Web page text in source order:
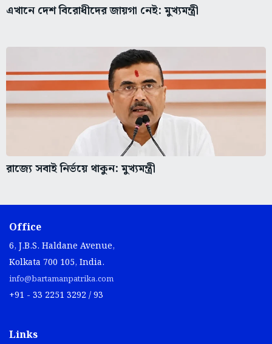
এখানে দেশ বিরোধীদের জায়গা নেই: মুখ্যমন্ত্রী
রাজ্যে সবাই নির্ভয়ে থাকুন: মুখ্যমন্ত্রী
Office
6, J.B.S. Haldane Avenue,
Kolkata 700 105, India.
info@bartamanpatrika.com
+91 - 33 2251 3292 / 93
Links